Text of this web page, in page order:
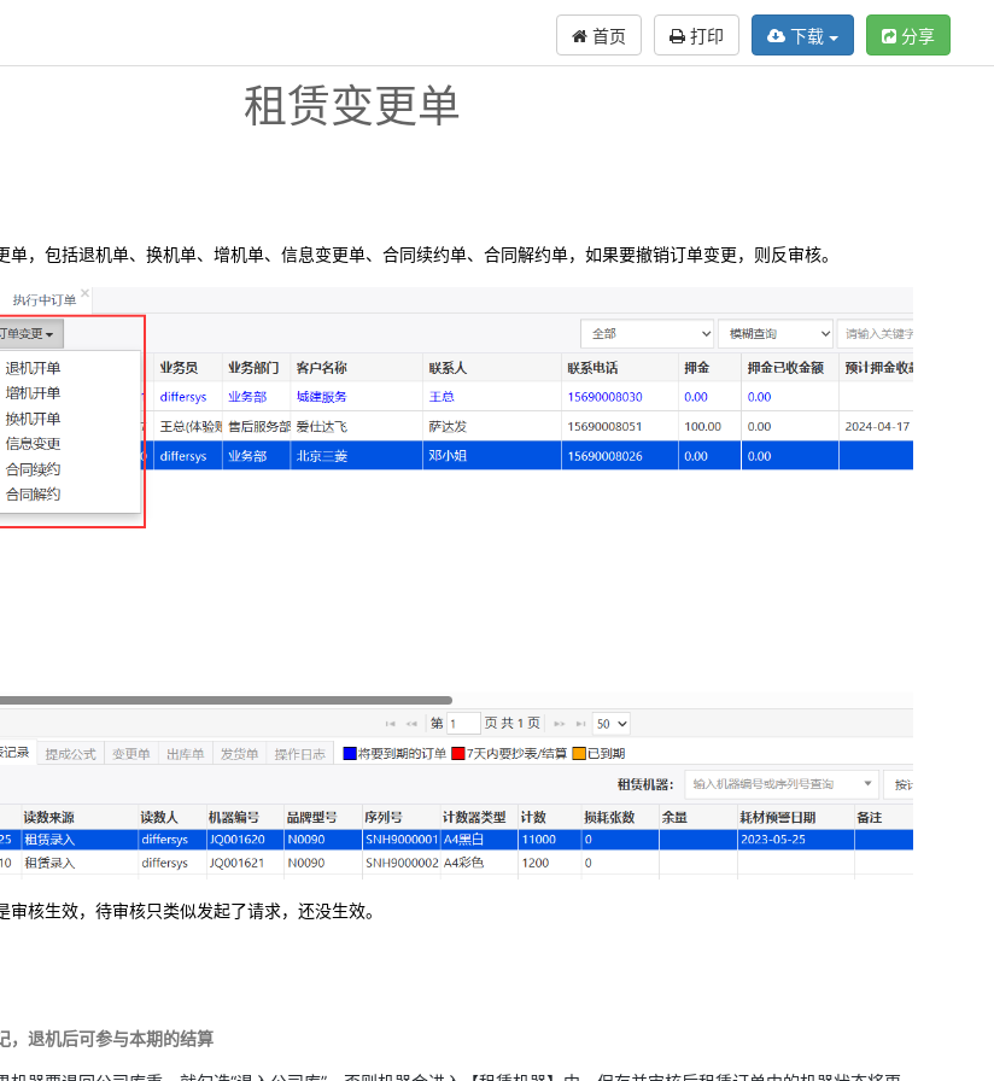
首页 打印 分享
下载
租赁变更单
单，包括退机单、换机单、增机单、信息变更单、合同续约单、合同解约单，如果要撤销订单变更，则反审核。
审核生效，待审核只类似发起了请求，还没生效。
，退机后可参与本期的结算